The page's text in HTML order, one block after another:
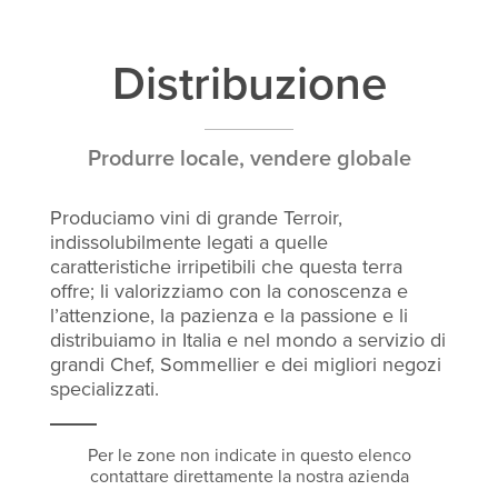
Distribuzione
Produrre locale, vendere globale
Produciamo vini di grande Terroir,
indissolubilmente legati a quelle
caratteristiche irripetibili che questa terra
offre; li valorizziamo con la conoscenza e
l’attenzione, la pazienza e la passione e li
distribuiamo in Italia e nel mondo a servizio di
grandi Chef, Sommellier e dei migliori negozi
specializzati.
Per le zone non indicate in questo elenco
contattare direttamente la nostra azienda